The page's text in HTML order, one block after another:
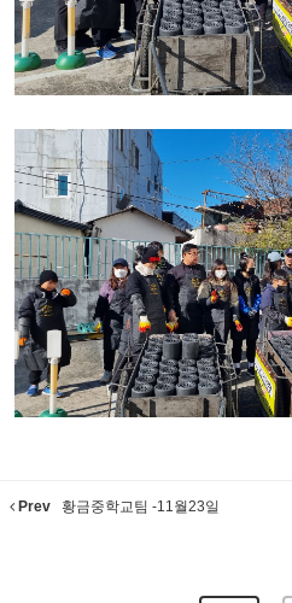
Prev 황금중학교팀 -11월23일